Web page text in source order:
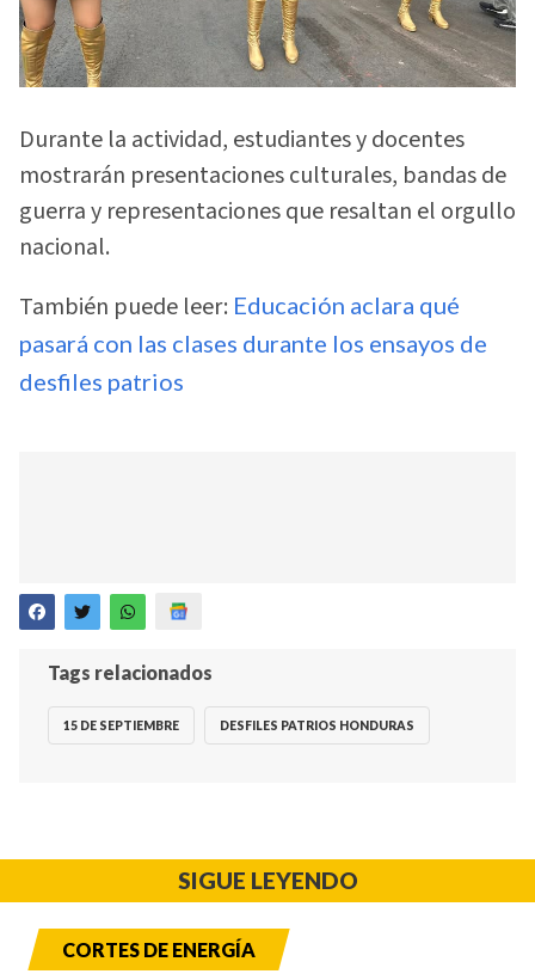
Durante la actividad, estudiantes y docentes
mostrarán presentaciones culturales, bandas de
guerra y representaciones que resaltan el orgullo
nacional.
También puede leer: Educación aclara qué
pasará con las clases durante los ensayos de
desfiles patrios
Tags relacionados
15 DE SEPTIEMBRE DESFILES PATRIOS HONDURAS
SIGUE LEYENDO
CORTES DE ENERGÍA